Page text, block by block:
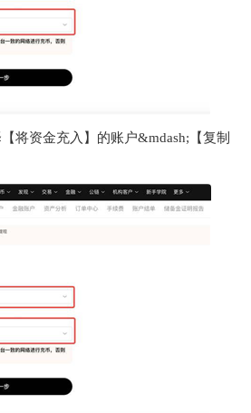
将资金充入】的账户&mdash;【复制